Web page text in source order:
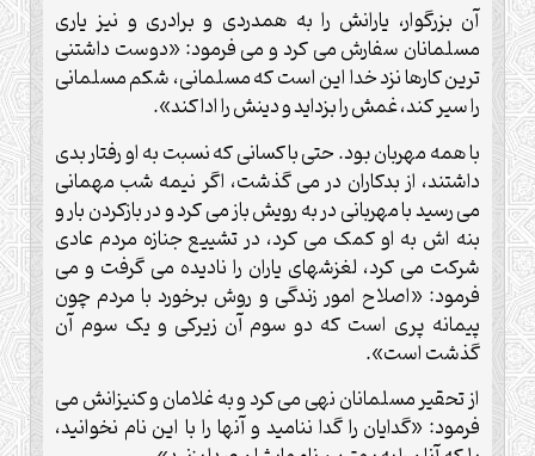
آن بزرگوار، یارانش را به همدردی و برادری و نیز یاری
مسلمانان سفارش می کرد و می فرمود: «دوست داشتنی
ترین کارها نزد خدا این است که مسلمانی، شکم مسلمانی
را سیر کند، غمش را بزداید و دینش را ادا کند».
با همه مهربان بود. حتی با کسانی که نسبت به او رفتار بدی
داشتند، از بدکاران در می گذشت، اگر نیمه شب مهمانی
می رسید با مهربانی در به رویش باز می کرد و در بازکردن بار و
بنه اش به او کمک می کرد، در تشییع جنازه مردم عادی
شرکت می کرد، لغزشهای یاران را نادیده می گرفت و می
فرمود: «اصلاح امور زندگی و روش برخورد با مردم چون
پیمانه پری است که دو سوم آن زیرکی و یک سوم آن
گذشت است».
از تحقیر مسلمانان نهی می کرد و به غلامان و کنیزانش می
فرمود: «گدایان را گدا ننامید و آنها را با این نام نخوانید،